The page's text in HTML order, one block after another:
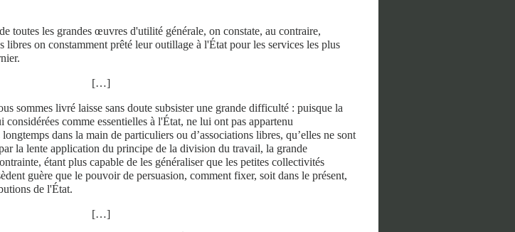
toutes les grandes œuvres d'utilité générale, on constate, au contraire,
libres on constamment prêté leur outillage à l'État pour les services les plus
[…]
sommes livré laisse sans doute subsister une grande difficulté : puisque la
comme essentielles à l'État, ne lui ont pas appartenu
dans la main de particuliers ou d’associations libres, qu’elles ne sont
la lente application du principe de la division du travail, la grande
étant plus capable de les généraliser que les petites collectivités
guère que le pouvoir de persuasion, comment fixer, soit dans le présent,
de l'État.
[…]